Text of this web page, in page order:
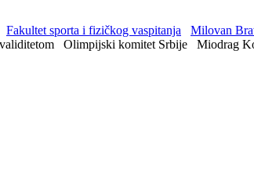
Fakultet sporta i fizičkog vaspitanja Milovan
Olimpijski komitet Srbije Miodrag